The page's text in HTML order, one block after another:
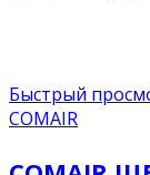
Быстрый
COMAIR